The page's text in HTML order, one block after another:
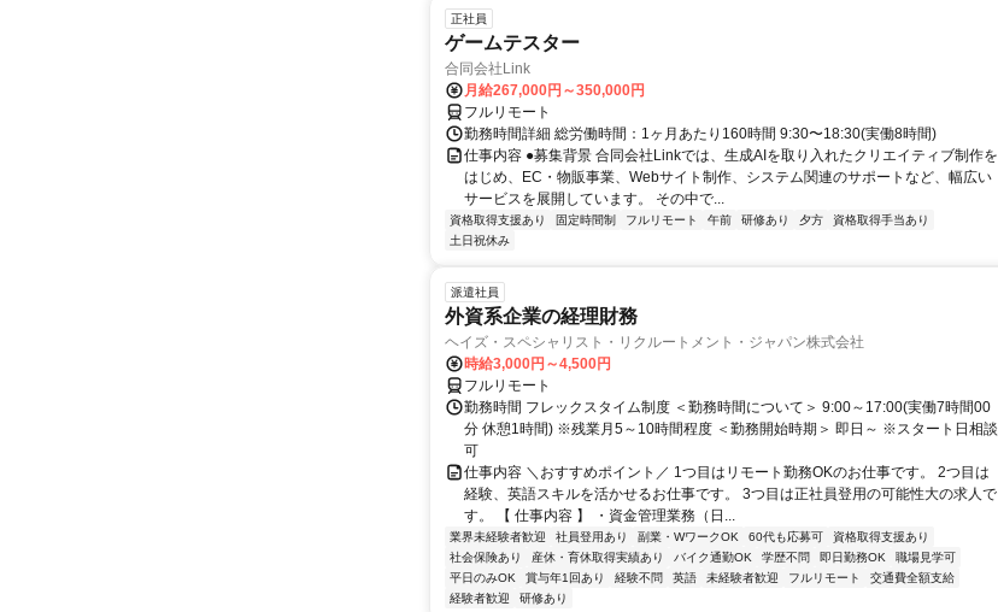
正社員
ゲームテスター
合同会社Link
月給267,000円～350,000円
フルリモート
勤務時間詳細 総労働時間：1ヶ月あたり160時間 9:30〜18:30(実働8時間)
仕事内容 ●募集背景 合同会社Linkでは、生成AIを取り入れたクリエイティブ制作を
はじめ、EC・物販事業、Webサイト制作、システム関連のサポートなど、幅広い
サービスを展開しています。 その中で...
資格取得支援あり 固定時間制 フルリモート 午前 研修あり 夕方
資格取得手当あり
土日祝休み
派遣社員
外資系企業の経理財務
ヘイズ・スペシャリスト・リクルートメント・ジャパン株式会社
時給3,000円～4,500円
フルリモート
勤務時間 フレックスタイム制度 ＜勤務時間について＞ 9:00～17:00(実働7時間00
分 休憩1時間) ※残業月5～10時間程度 ＜勤務開始時期＞ 即日～ ※スタート日相談
可
仕事内容 ＼おすすめポイント／ 1つ目はリモート勤務OKのお仕事です。 2つ目は
経験、英語スキルを活かせるお仕事です。 3つ目は正社員登用の可能性大の求人で
す。 【 仕事内容 】 ・資金管理業務（日...
業界未経験者歓迎 社員登用あり 副業・WワークOK 60代も応募可
資格取得支援あり
社会保険あり
産休・育休取得実績あり バイク通勤OK 学歴不問 即日勤務OK
職場見学可
平日のみOK
賞与年1回あり 経験不問 英語 未経験者歓迎 フルリモート
交通費全額支給
経験者歓迎
研修あり